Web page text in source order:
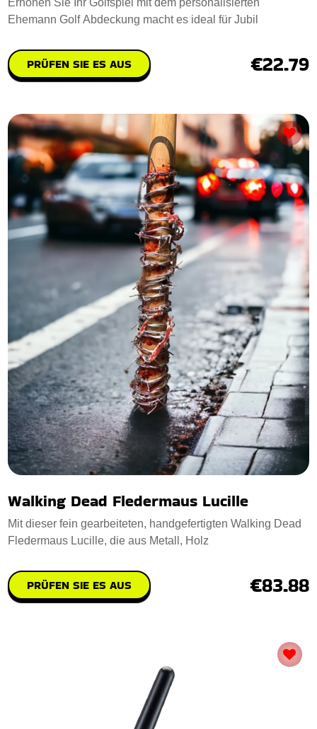
Erhöhen Sie Ihr Golfspiel mit dem personalisierten
Ehemann Golf Abdeckung macht es ideal für Jubil
PRÜFEN SIE ES AUS €22.79
Walking Dead Fledermaus Lucille
Mit dieser fein gearbeiteten, handgefertigten Walking Dead
Fledermaus Lucille, die aus Metall, Holz
PRÜFEN SIE ES AUS €83.88